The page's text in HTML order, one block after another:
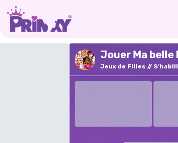
Jouer Ma
Jeux de Filles